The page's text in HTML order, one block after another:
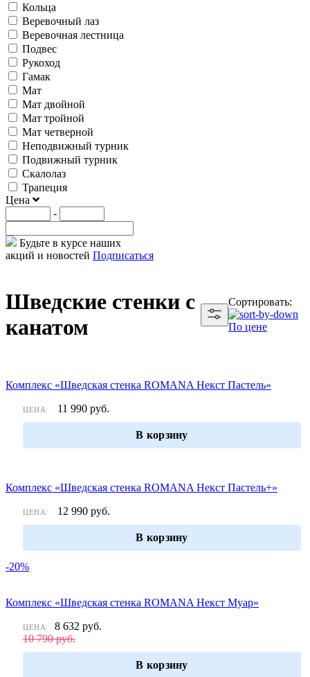
Кольца
Веревочный лаз
Веревочная лестница
Подвес
Рукоход
Гамак
Мат
Мат двойной
Мат тройной
Мат четверной
Неподвижный турник
Подвижный турник
Скалолаз
Трапеция
Цена
-
Будьте в курсе наших
акций и новостей Подписаться
Шведские стенки с
канатом
Сортировать:
По цене
Комплекс «Шведская стенка ROMANA Некст Пастель»
ЦЕНА: 11 990 руб.
В корзину
Комплекс «Шведская стенка ROMANA Некст Пастель+»
ЦЕНА: 12 990 руб.
В корзину
-20%
Комплекс «Шведская стенка ROMANA Некст Муар»
ЦЕНА: 8 632 руб.
10 790 руб.
В корзину